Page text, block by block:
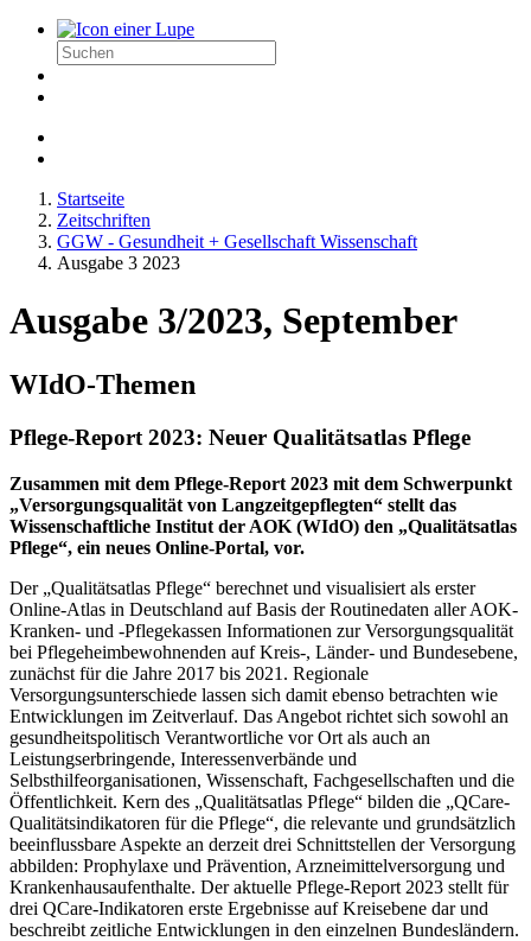
Startseite
Zeitschriften
GGW - Gesundheit + Gesellschaft Wissenschaft
Ausgabe 3 2023
Ausgabe 3/2023, September
WIdO-Themen
Pflege-Report 2023: Neuer Qualitätsatlas Pflege
Zusammen mit dem Pflege-Report 2023 mit dem Schwerpunkt
„Versorgungsqualität von Langzeitgepflegten“ stellt das
Wissenschaftliche Institut der AOK (WIdO) den „Qualitätsatlas
Pflege“, ein neues Online-Portal, vor.
Der „Qualitätsatlas Pflege“ berechnet und visualisiert als erster
Online-Atlas in Deutschland auf Basis der Routinedaten aller AOK-
Kranken- und -Pflegekassen Informationen zur Versorgungsqualität
bei Pflegeheimbewohnenden auf Kreis-, Länder- und Bundesebene,
zunächst für die Jahre 2017 bis 2021. Regionale
Versorgungsunterschiede lassen sich damit ebenso betrachten wie
Entwicklungen im Zeitverlauf. Das Angebot richtet sich sowohl an
gesundheitspolitisch Verantwortliche vor Ort als auch an
Leistungserbringende, Interessenverbände und
Selbsthilfeorganisationen, Wissenschaft, Fachgesellschaften und die
Öffentlichkeit. Kern des „Qualitätsatlas Pflege“ bilden die „QCare-
Qualitätsindikatoren für die Pflege“, die relevante und grundsätzlich
beeinflussbare Aspekte an derzeit drei Schnittstellen der Versorgung
abbilden: Prophylaxe und Prävention, Arzneimittelversorgung und
Krankenhausaufenthalte. Der aktuelle Pflege-Report 2023 stellt für
drei QCare-Indikatoren erste Ergebnisse auf Kreisebene dar und
beschreibt zeitliche Entwicklungen in den einzelnen Bundesländern.